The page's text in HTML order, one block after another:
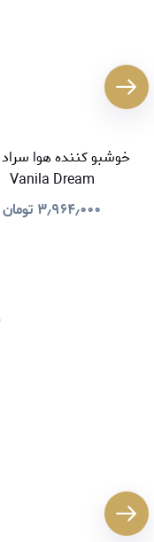
خوشبو کننده هوا
Vanila Dream
۳٫۹۶۴٫۰۰۰ تومان